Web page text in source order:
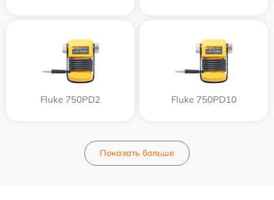
Fluke 750PD2 Fluke 750PD10
Показать больше